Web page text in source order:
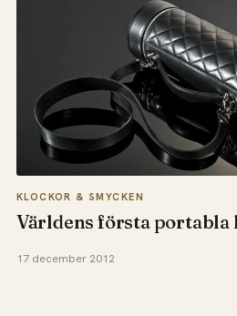
KLOCKOR & SMYCKEN
Världens första portabla
17 december 2012